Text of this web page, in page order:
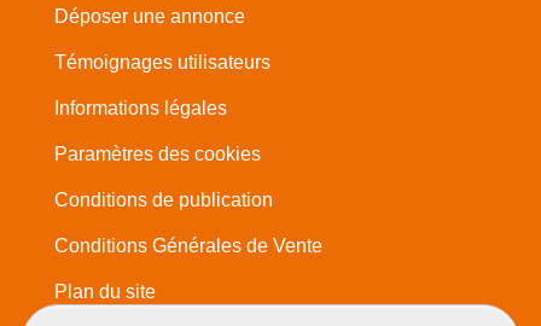
Déposer une annonce
Témoignages utilisateurs
Informations légales
Paramètres des cookies
Conditions de publication
Conditions Générales de Vente
Plan du site